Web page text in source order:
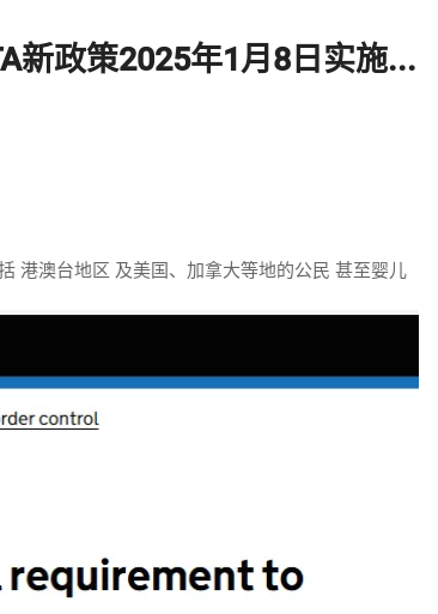
新政策2025年1月8日实施...
港澳台地区 及美国、加拿大等地的公民 甚至婴儿